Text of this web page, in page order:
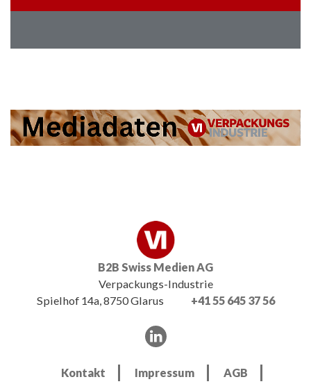
B2B Swiss Medien AG
Verpackungs-Industrie
Spielhof 14a, 8750 Glarus
+41 55 645 37 56
Kontakt Impressum
AGB